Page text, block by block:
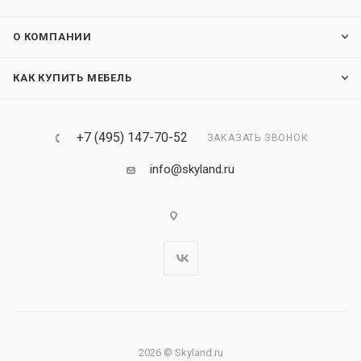
О КОМПАНИИ
КАК КУПИТЬ МЕБЕЛЬ
+7 (495) 147-70-52 ЗАКАЗАТЬ ЗВОНОК
info@skyland.ru
2026 © Skyland.ru